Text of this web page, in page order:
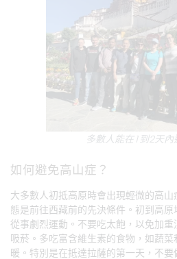
多數人能在1到2天內
如何避免高山症？
大多數人初抵高原時會出現輕微的高
態是前往西藏前的先決條件。初到高
從事劇烈運動。不要吃太飽，以免加
吸菸。多吃富含維生素的食物，如蔬
暖。特別是在抵達拉薩的第一天，不要